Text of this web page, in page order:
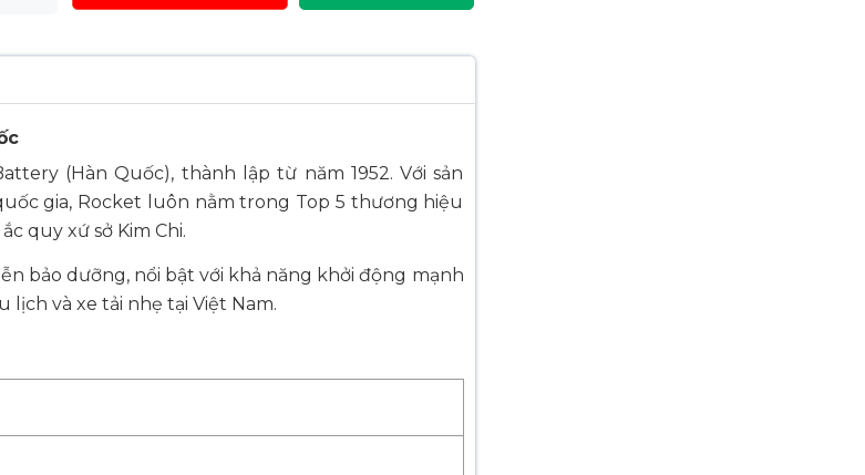
(Hàn Quốc), thành lập từ năm 1952. Với sản
gia, Rocket luôn nằm trong Top 5 thương hiệu
quy xứ sở Kim Chi.
bảo dưỡng, nổi bật với khả năng khởi động mạnh
lịch và xe tải nhẹ tại Việt Nam.